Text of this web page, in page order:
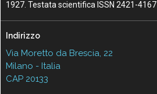
1927. Testata scientifica ISSN 2421-4167
Indirizzo
Via Moretto da Brescia, 22
Milano - Italia
CAP 20133